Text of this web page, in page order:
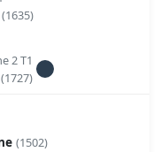
(1635)
2 T1
(1727)
(1502)